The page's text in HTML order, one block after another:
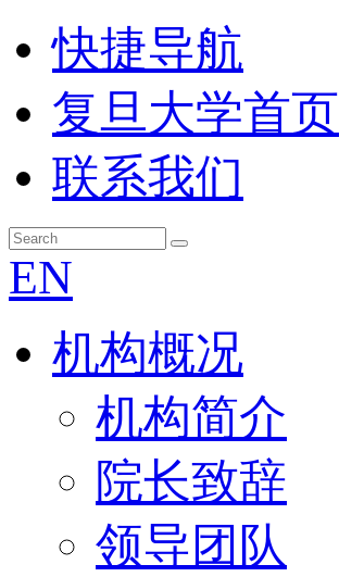
快捷导航
复旦大学首页
联系我们
EN
机构概况
机构简介
院长致辞
领导团队